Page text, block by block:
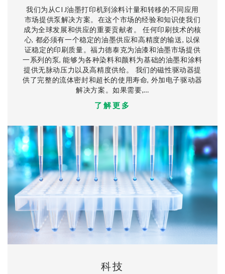
我们为从CIJ油墨打印机到涂料计量和转移的不同应用
市场提供泵解决方案。在这个市场的经验和知识使我们
成为全球发展和供应的重要贡献者。 任何印刷技术的核
心, 都必须有一个稳定的油墨供应和高精度的输送, 以保
证稳定的印刷质量。福力德泰克为油漆和油墨市场提供
一系列的泵, 能够为各种染料和颜料为基础的油墨和涂料
提供无脉动压力以及高精度供给。 我们的磁性驱动器提
供了完整的流体密封和超长的使用寿命, 外加电子驱动器
解决方案。如果需要,…
了解更多
科技